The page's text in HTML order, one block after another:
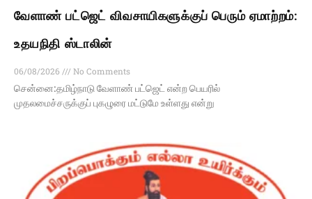
வேளாண் பட்ஜெட் விவசாயிகளுக்குப் பெரும் ஏமாற்றம்:
உதயநிதி ஸ்டாலின்
06/08/2026
No Comments
சென்னை:தமிழ்நாடு வேளாண் பட்ஜெட் என்ற பெயரில்
முதலமைச்சருக்குப் புகழுரை மட்டுமே உள்ளது என்று